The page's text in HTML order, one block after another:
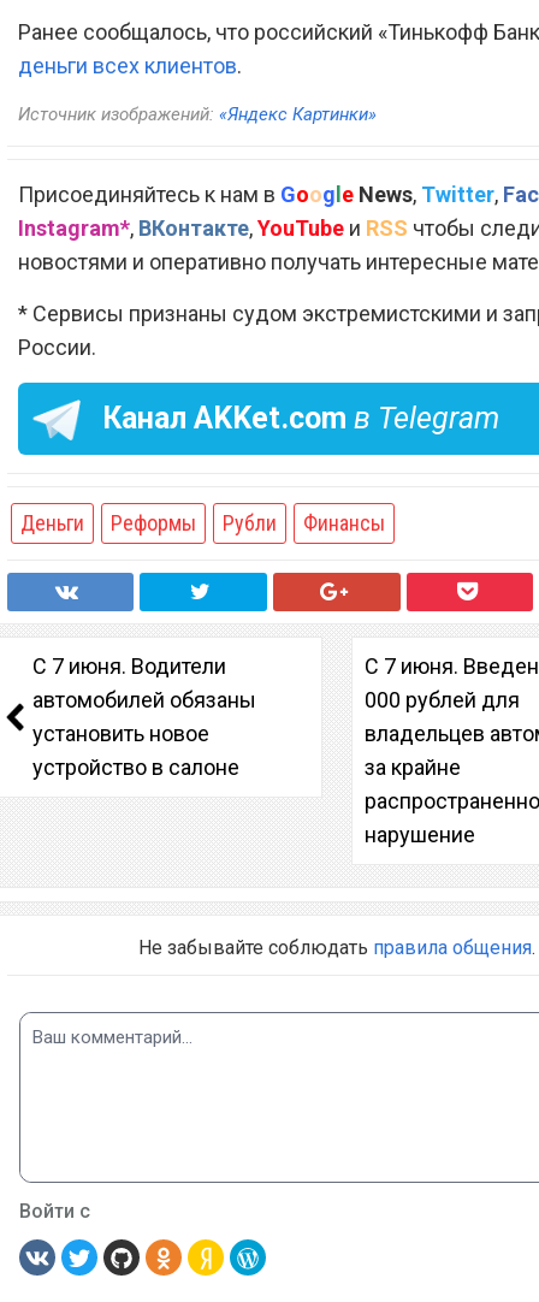
Ранее сообщалось, что российский «Тинькофф
деньги всех клиентов.
Источник изображений: «Яндекс Картинки»
Присоединяйтесь к нам в Google News, Twitter,
Instagram*, ВКонтакте,YouTube и RSS чтобы
новостями и оперативно получать интересные
* Сервисы признаны судом экстремистскими и
России.
Канал AKKet.com в Telegram
Деньги Реформы Рубли Финансы
С 7 июня. Водители
автомобилей обязаны
установить новое
устройство в салоне
С 7 июня.
000 рублей для
владельцев
за крайне
нарушение
Не забывайте соблюдать правила общения.
Войти с